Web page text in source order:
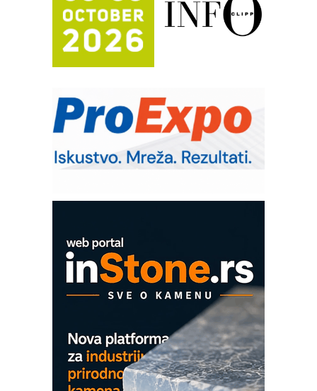
Trajna oznaka kao dugoročna korist
Bezbednost na prvom mestu!
IB BLUMENAUER - više od 40 godina
poverenja u industriji
– Pametna signalizacija za efikasnije
upravljanje mašinama
Sigurnije ispitivanje transformatora u
solarnim elektranama i vetroparkovima
Pranje točkova na gradilištu- standard
Proizvodnja iC7 Hybrid 1500 VDC
COMBYPACK
EVOKS Maintenance Management
ROSA i SCHUNK podižu proizvodnju
Detekcija različitih oblika